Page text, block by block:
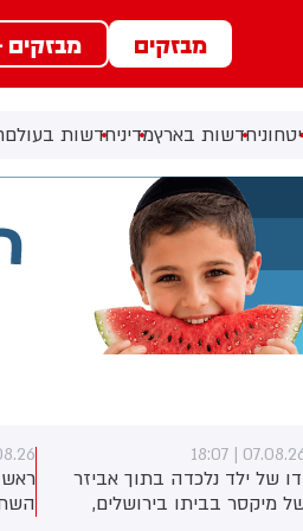
מבזקים מבזקים
חדשות בארץמדיניחדשות בעולם
07.08.26 |
של ילד נלכדה בתוך אביזר
מיקסר בביתו בירושלים,
| 17:40